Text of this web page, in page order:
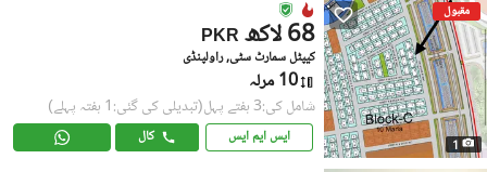
مقبول
1
PKR 68 لاکھ
کیپٹل سمارٹ سٹی, راولپنڈی
10 مرلہ
شامل کی:3 ہفتے پہل (تبدیلی کی گئی:1 ہفتہ پہلے)
ایس ایم ایس کال